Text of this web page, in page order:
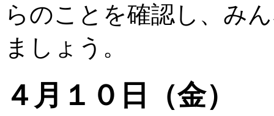
らのことを確認し、み
ましょう。
４月１０日（金）